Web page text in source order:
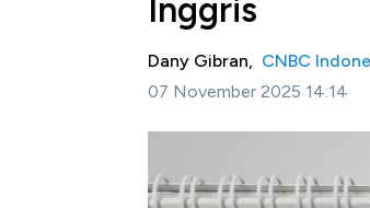
Inggris
Dany Gibran, CNBC
07 November 2025 14:14